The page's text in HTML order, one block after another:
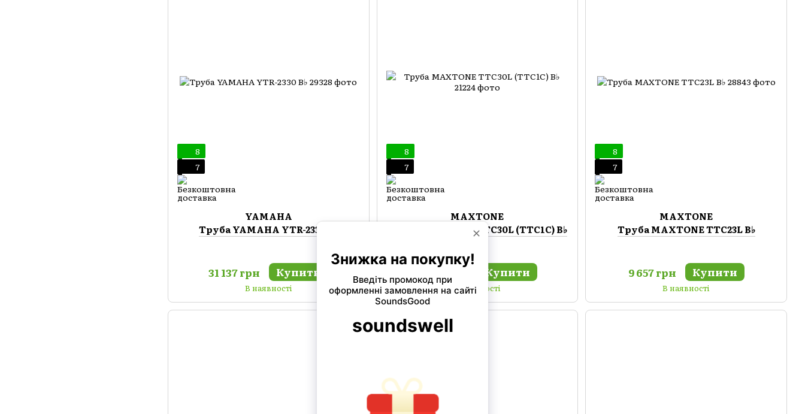
8
7
YAMAHA
Труба YAMAHA YTR-2330 B♭
31 137 грн Купити
В наявності
8
7
MAXTONE
Труба MAXTONE TTC30L (TTC1C) B♭
10 751 грн Купити
В наявності
8
7
MAXTONE
Труба MAXTONE TTC23L B♭
9 657 грн Купити
В наявності